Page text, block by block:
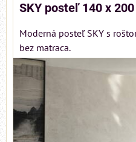
SKY posteľ 140 x
Moderná posteľ SKY s
bez matraca.